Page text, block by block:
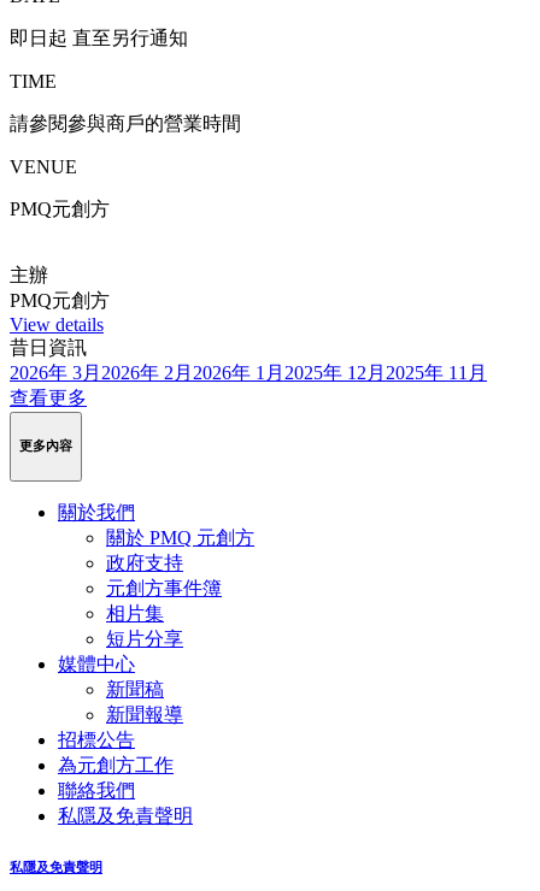
即日起 直至另行通知
TIME
請參閱參與商戶的營業時間
VENUE
PMQ元創方
主辦
PMQ元創方
View details
昔日資訊
2026年 3月 2026年 2月 2026年 1月 2025年 12月 2025年 11月
查看更多
更多內容
關於我們
關於 PMQ 元創方
政府支持
元創方事件簿
相片集
短片分享
媒體中心
新聞稿
新聞報導
招標公告
為元創方工作
聯絡我們
私隱及免責聲明
私隱及免責聲明